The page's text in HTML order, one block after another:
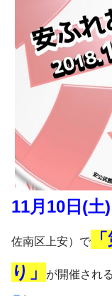
11月10日(土
佐南区上安）で
り」
が開催され